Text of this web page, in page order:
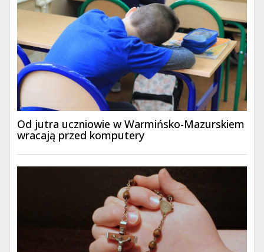
Od jutra uczniowie w Warmińsko-Mazurskiem
wracają przed komputery